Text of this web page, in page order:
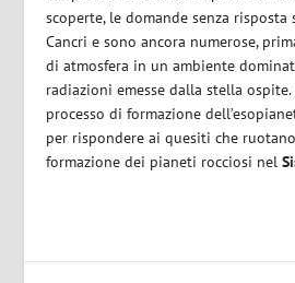
scoperte, le domande senza
Cancri e sono ancora numerose,
di atmosfera in un ambiente
radiazioni emesse dalla stella
processo di formazione
per rispondere ai quesiti che
formazione dei pianeti rocciosi nel